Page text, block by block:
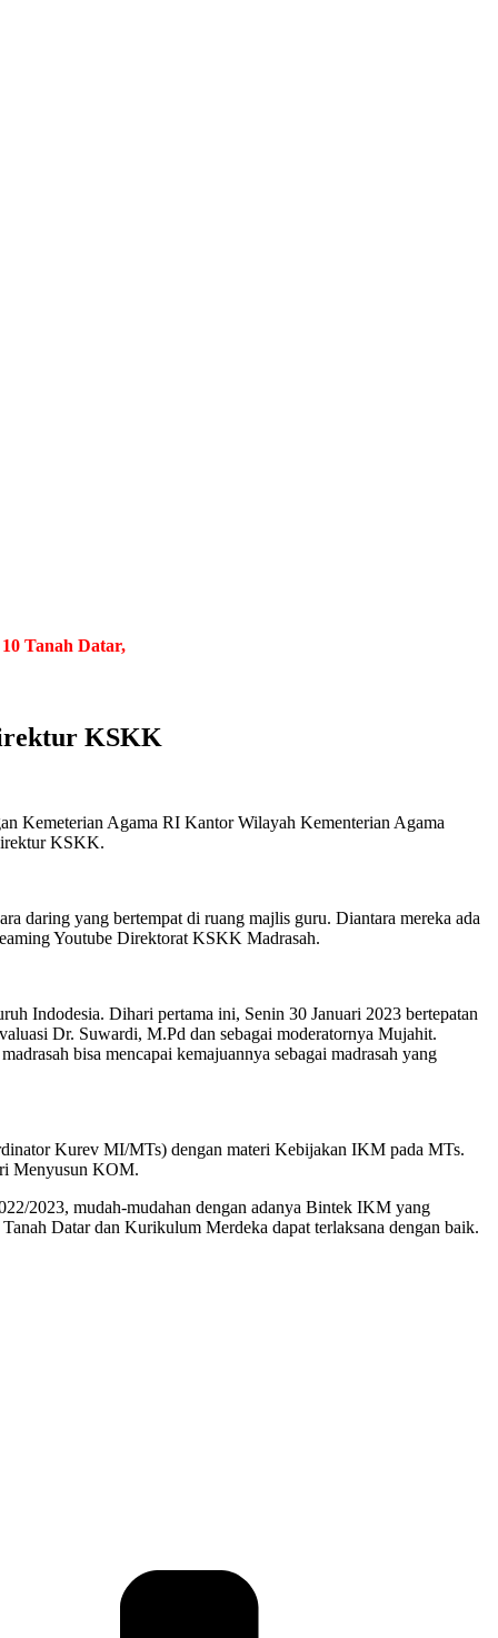
Datar, Provinsi Sumatera Barat
KSKK
Kemeterian Agama RI Kantor Wilayah Kementerian Agama
KSKK.
daring yang bertempat di ruang majlis guru. Diantara mereka ada
Youtube Direktorat KSKK Madrasah.
Indodesia. Dihari pertama ini, Senin 30 Januari 2023 bertepatan
Dr. Suwardi, M.Pd dan sebagai moderatornya Mujahit.
bisa mencapai kemajuannya sebagai madrasah yang
Kurev MI/MTs) dengan materi Kebijakan IKM pada MTs.
Menyusun KOM.
2023, mudah-mudahan dengan adanya Bintek IKM yang
Datar dan Kurikulum Merdeka dapat terlaksana dengan baik.